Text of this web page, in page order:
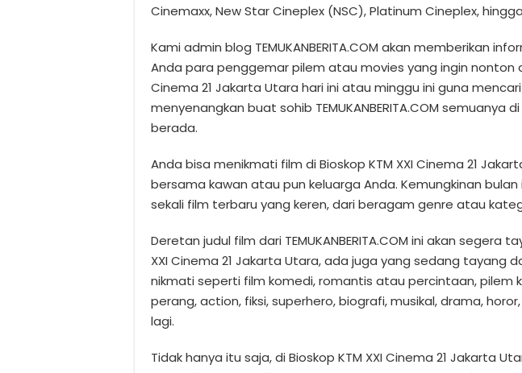
Cinemaxx, New Star Cineplex (NSC), Platinum Cineplex, hingga
Kami admin blog TEMUKANBERITA.COM akan memberikan
Anda para penggemar pilem atau movies yang ingin nonton di
Cinema 21 Jakarta Utara hari ini atau minggu ini guna
menyenangkan buat sohib TEMUKANBERITA.COM semuanya
berada.
Anda bisa menikmati film di Bioskop KTM XXI Cinema 21
bersama kawan atau pun keluarga Anda. Kemungkinan
sekali film terbaru yang keren, dari beragam genre atau
Deretan judul film dari TEMUKANBERITA.COM ini akan segera
XXI Cinema 21 Jakarta Utara, ada juga yang sedang tayang
nikmati seperti film komedi, romantis atau percintaan, pilem
perang, action, fiksi, superhero, biografi, musikal, drama,
lagi.
Tidak hanya itu saja, di Bioskop KTM XXI Cinema 21 Jakarta